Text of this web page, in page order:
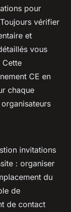
pour
vérifier
et
vous
Cette
CE en
chaque
invitations
: organiser
du
de
de contact